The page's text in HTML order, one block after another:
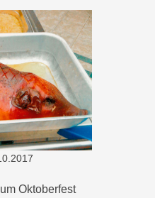
Oktoberfest